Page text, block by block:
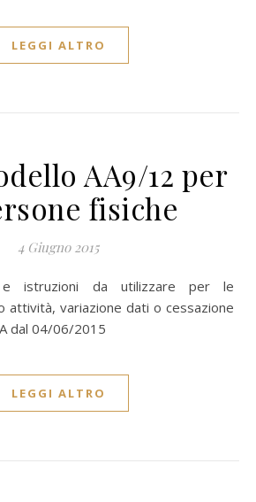
LEGGI ALTRO
AA9/12 per
fisiche
4 Giugno 2015
attività, variazione dati o cessazione
dal 04/06/2015
LEGGI ALTRO